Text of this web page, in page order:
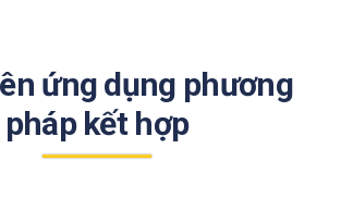
ứng dụng phương
pháp kết hợp